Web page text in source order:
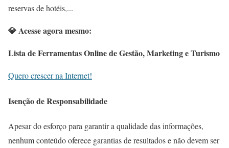
reservas de hotéis,...
💎 Acesse agora mesmo:
Lista de Ferramentas Online de Gestão, Marketing e Turismo
Quero crescer na Internet!
Isenção de Responsabilidade
Apesar do esforço para garantir a qualidade das informações,
nenhum conteúdo oferece garantias de resultados e não devem ser